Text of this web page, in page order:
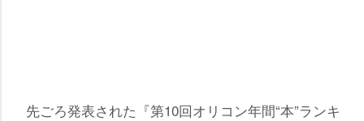
先ごろ発表された『第10回オリコン年間“本”ランキ